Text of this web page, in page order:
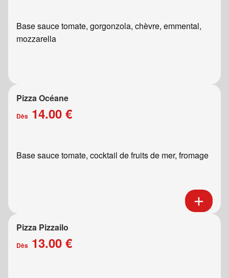
Base sauce tomate, gorgonzola, chèvre, emmental,
mozzarella
Pizza Océane
Dès 14.00 €
Base sauce tomate, cocktail de fruits de mer, fromage
Pizza Pizzailo
Dès 13.00 €